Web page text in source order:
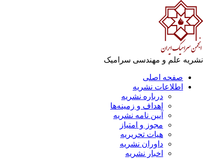
نشریه علم و مهندسی سرامیک
صفحه اصلی
اطلاعات نشریه
درباره نشریه
اهداف و زمینه‌ها
آیین نامه نشریه
مجوز و امتیاز
هیات تحریریه
داوران نشریه
اخبار نشریه